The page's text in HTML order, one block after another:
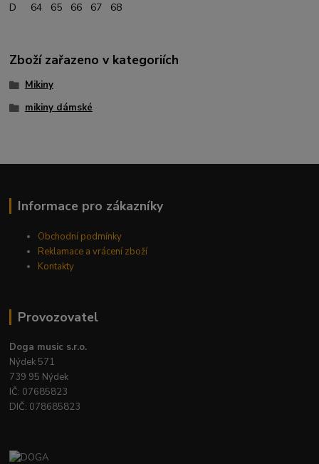
D 64 65 66 67 68
Zboží zařazeno v kategoriích
Mikiny
mikiny dámské
Informace pro zákazníky
Obchodní podmínky
Reklamace a vrácení zboží
Kontakty
Provozovatel
Doga music s.r.o.
Nýdek 571
739 95 Nýdek
IČ: 07685823
DIČ: 078685823